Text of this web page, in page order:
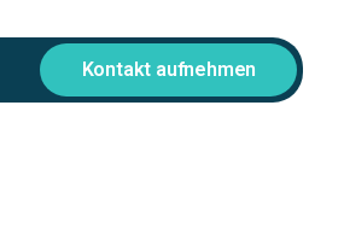
Kontakt aufnehmen